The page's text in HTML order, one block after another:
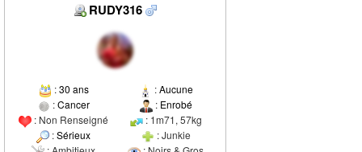
RUDY316
:30 ans
:Cancer
: Non Renseigné
:Sérieux
:Aucune
: Enrobé
: 1m71, 57kg
: Junkie